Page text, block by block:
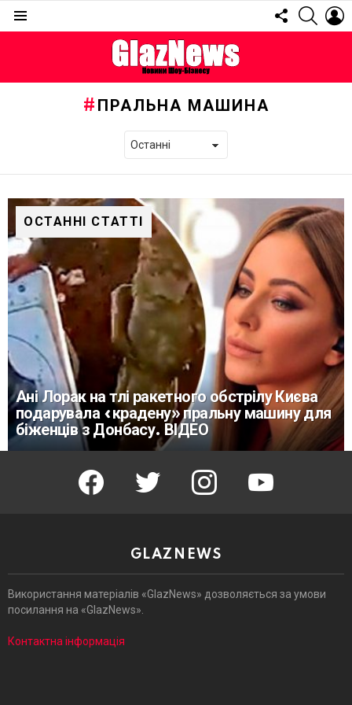
FOLLOW
US
ПРАЛЬНА МАШИНА
ОСТАННІ СТАТТІ
Ані Лорак на тлі ракетного обстрілу Києва
подарувала «крадену» пральну машину для
біженців з Донбасу. ВІДЕО
facebook twitter instagram youtube
GLAZNEWS
Використання матеріалів «GlazNews» дозволяється за умови
посилання на «GlazNews».
Контактна інформація